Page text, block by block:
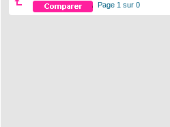
Page 1 sur 0